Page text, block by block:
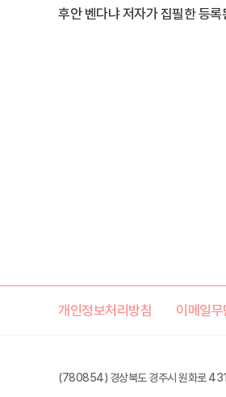
후안 벤다냐 저자가 집필한 등
개인정보처리방침 이메일
(780854) 경상북도 경주시 원화로